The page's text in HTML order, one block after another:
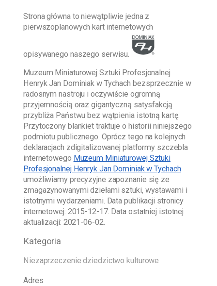
Strona głównato niewątpliwie jedna z
pierwszoplanowych kart internetowych
opisywanego naszego serwisu.
Muzeum Miniaturowej Sztuki Profesjonalnej
Henryk Jan Dominiak w Tychach bezsprzecznie w
radosnym nastroju i oczywiście ogromną
przyjemnością oraz gigantyczną satysfakcją
przybliża Państwu bez wątpienia istotną kartę.
Przytoczony blankiet traktuje o historii niniejszego
podmiotu publicznego. Oprócz tego na kolejnych
deklaracjach zdigitalizowanej platformy szczebla
internetowego Muzeum Miniaturowej Sztuki
Profesjonalnej Henryk Jan Dominiak w Tychach
umożliwiamy precyzyjne zapoznanie się ze
zmagazynowanymi dziełami sztuki, wystawami i
istotnymi wydarzeniami. Data publikacji stronicy
internetowej: 2015-12-17. Data ostatniej istotnej
aktualizacji: 2021-06-02
Kategoria
Niezaprzeczenie dziedzictwo kulturowe
Adres